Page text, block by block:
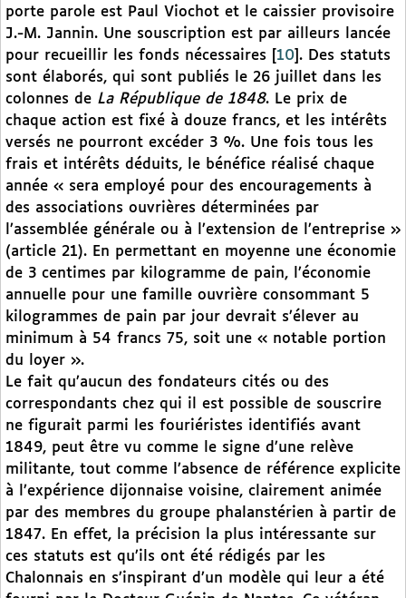
porte parole est Paul Viochot et le caissier provisoire
J.-M. Jannin. Une souscription est par ailleurs lancée
pour recueillir les fonds nécessaires
10 . Des statuts
sont élaborés, qui sont publiés le 26 juillet dans les
colonnes de La République de 1848. Le prix de
chaque action est fixé à douze francs, et les intérêts
versés ne pourront excéder 3 %. Une fois tous les
frais et intérêts déduits, le bénéfice réalisé chaque
année « sera employé pour des encouragements à
des associations ouvrières déterminées par
l’assemblée générale ou à l’extension de l’entreprise »
(article 21). En permettant en moyenne une économie
de 3 centimes par kilogramme de pain, l’économie
annuelle pour une famille ouvrière consommant 5
kilogrammes de pain par jour devrait s’élever au
minimum à 54 francs 75, soit une « notable portion
du loyer ».
Le fait qu’aucun des fondateurs cités ou des
correspondants chez qui il est possible de souscrire
ne figurait parmi les fouriéristes identifiés avant
1849, peut être vu comme le signe d’une relève
militante, tout comme l’absence de référence explicite
à l’expérience dijonnaise voisine, clairement animée
par des membres du groupe phalanstérien à partir de
1847. En effet, la précision la plus intéressante sur
ces statuts est qu’ils ont été rédigés par les
Chalonnais en s’inspirant d’un modèle qui leur a été